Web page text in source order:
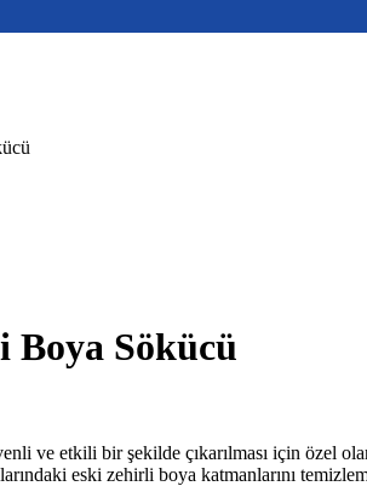
Sökücü
ve etkili bir şekilde çıkarılması için özel
eski zehirli boya katmanlarını